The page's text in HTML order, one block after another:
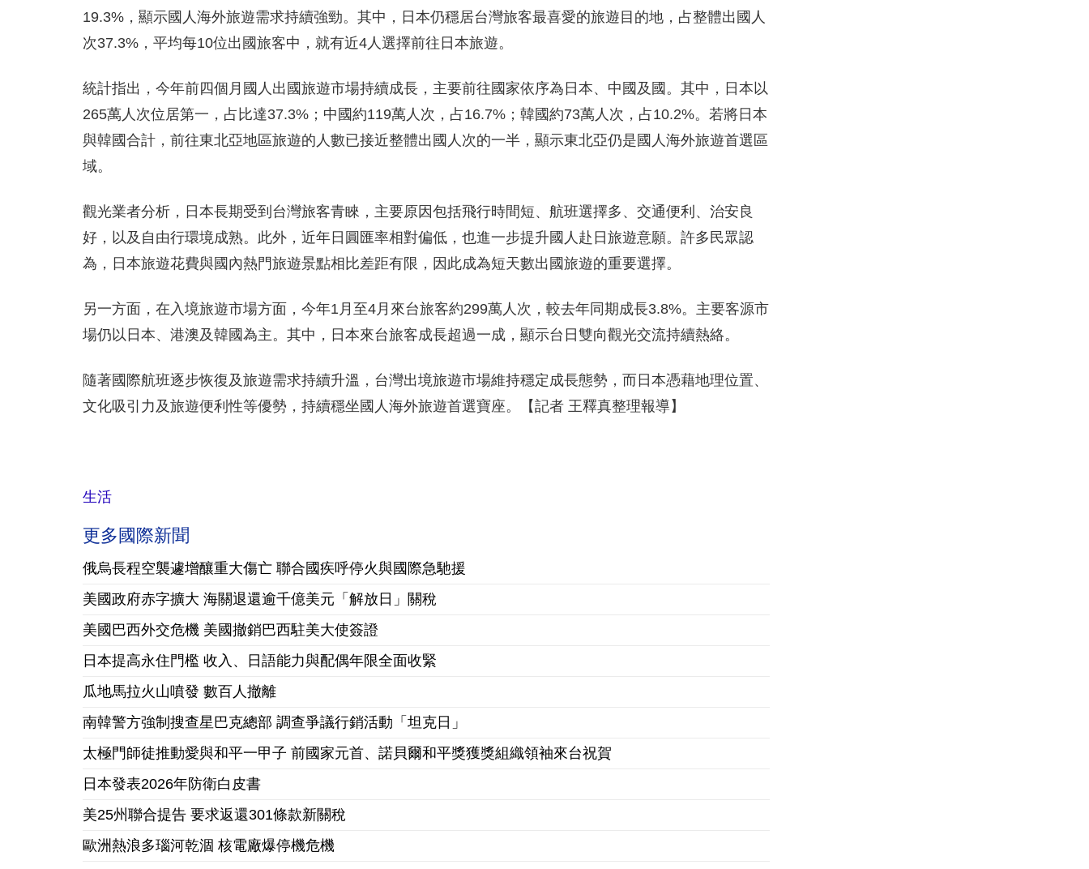
19.3%，顯示國人海外旅遊需求持續強勁。其中，日本仍穩居台灣旅客最喜愛的旅遊目的地，占整體出國人
次37.3%，平均每10位出國旅客中，就有近4人選擇前往日本旅遊。
統計指出，今年前四個月國人出國旅遊市場持續成長，主要前往國家依序為日本、中國及國。其中，日本以
265萬人次位居第一，占比達37.3%；中國約119萬人次，占16.7%；韓國約73萬人次，占10.2%。若將日本
與韓國合計，前往東北亞地區旅遊的人數已接近整體出國人次的一半，顯示東北亞仍是國人海外旅遊首選區
域。
觀光業者分析，日本長期受到台灣旅客青睞，主要原因包括飛行時間短、航班選擇多、交通便利、治安良
好，以及自由行環境成熟。此外，近年日圓匯率相對偏低，也進一步提升國人赴日旅遊意願。許多民眾認
為，日本旅遊花費與國內熱門旅遊景點相比差距有限，因此成為短天數出國旅遊的重要選擇。
另一方面，在入境旅遊市場方面，今年1月至4月來台旅客約299萬人次，較去年同期成長3.8%。主要客源市
場仍以日本、港澳及韓國為主。其中，日本來台旅客成長超過一成，顯示台日雙向觀光交流持續熱絡。
隨著國際航班逐步恢復及旅遊需求持續升溫，台灣出境旅遊市場維持穩定成長態勢，而日本憑藉地理位置、
文化吸引力及旅遊便利性等優勢，持續穩坐國人海外旅遊首選寶座。【記者 王釋真整理報導】
生活
更多國際新聞
俄烏長程空襲遽增釀重大傷亡 聯合國疾呼停火與國際急馳援
美國政府赤字擴大 海關退還逾千億美元「解放日」關稅
美國巴西外交危機 美國撤銷巴西駐美大使簽證
日本提高永住門檻 收入、日語能力與配偶年限全面收緊
瓜地馬拉火山噴發 數百人撤離
南韓警方強制搜查星巴克總部 調查爭議行銷活動「坦克日」
太極門師徒推動愛與和平一甲子 前國家元首、諾貝爾和平獎獲獎組織領袖來台祝賀
日本發表2026年防衛白皮書
美25州聯合提告 要求返還301條款新關稅
歐洲熱浪多瑙河乾涸 核電廠爆停機危機